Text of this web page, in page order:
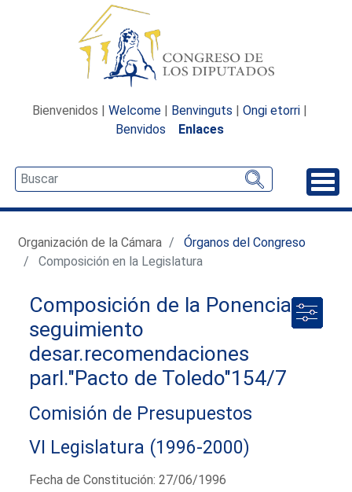
Bienvenidos | Welcome | Benvinguts | Ongi etorri |
Benvidos
Enlaces
Organización de la Cámara
Órganos del Congreso
Composición en la Legislatura
Composición de la Ponencia
seguimiento
desar.recomendaciones
parl."Pacto de Toledo"154/7
Comisión de Presupuestos
VI Legislatura (1996-2000)
Fecha de Constitución: 27/06/1996